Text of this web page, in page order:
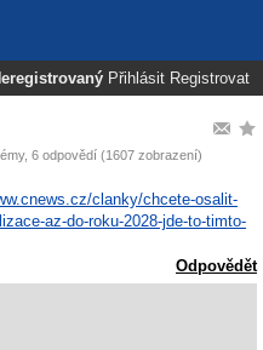
Přihlásit Registrovat
, 6 odpovědí (1607 zobrazení)
clanky/chcete-osalit-
az-do-roku-2028-jde-to-timto-
Odpovědět